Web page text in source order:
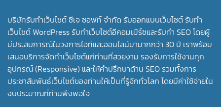
บริษัทรับทําเว็บไซต์ ซีเจ ซอฟท์ จำกัด รับออกแบบเว็บไซต์ รับทำ
เว็บไซต์ WordPress รับทำเว็บไซต์อีคอมเมิร์ซและรับทำ SEO โดยผู้
มีประสบการณ์ในวงการไอทีและออนไลน์มามากกว่า 30 ปี เราพร้อม
เสนอบริการจัดทำเว็บไซต์แก่ท่านที่สวยงาม รองรับการใช้งานทุก
อุปกรณ์ (Responsive) และให้คำปรึกษาด้าน SEO รวมทั้งการ
ประชาสัมพันธ์เว็บไซต์ของท่านให้เป็นที่รู้จักทั่วโลก โดยมีค่าใช้จ่ายใน
งบประมาณที่ท่านพึงพอใจ